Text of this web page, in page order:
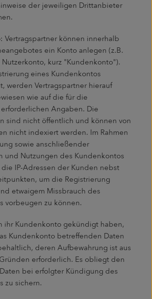
der jeweiligen Drittanbieter
: Vertragspartner können innerhalb
ein Konto anlegen (z.B.
Nutzerkonto, kurz "Kundenkonto").
eines Kundenkontos
werden Vertragspartner hierauf
wie auf die für die
Angaben. Die
sind nicht öffentlich und können von
nicht indexiert werden. Im Rahmen
sowie anschließender
und Nutzungen des Kundenkontos
IP-Adressen der Kunden nebst
um die Registrierung
etwaigem Missbrauch des
vorbeugen zu können.
ihr Kundenkonto gekündigt haben,
Kundenkonto betreffenden Daten
deren Aufbewahrung ist aus
erforderlich. Es obliegt den
bei erfolgter Kündigung des
zu sichern.